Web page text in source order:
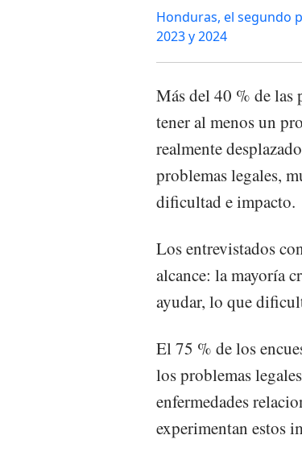
Honduras, el segundo
2023 y 2024
Más del 40 % de las
tener al menos un
realmente
problemas legales,
dificultad e impacto.
Los entrevistados
alcance: la mayoría
ayudar, lo que
El 75 % de los
los problemas
enfermedades
experimentan estos